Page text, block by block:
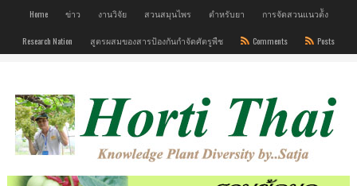
Home ข่าว งานวิจัย สวนสมุนไพร ตำหรับยา การจัดสวนแนวต้ัง
Research Nation สูตรผสมของสารป้องกันกำจัดศัตรูพืช Comments Posts